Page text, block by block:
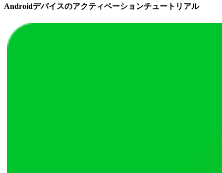
Androidデバイスのアクティベーションチュートリアル